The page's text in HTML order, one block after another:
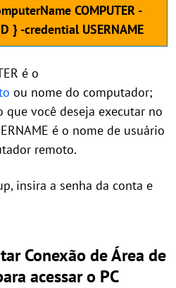
COMPUTER -
} -credential USERNAME
é o
ou nome do computador;
que você deseja executar no
é o nome de usuário
remoto.
insira a senha da conta e
Conexão de Área de
acessar o PC